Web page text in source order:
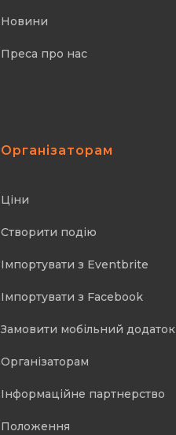
Новини
Преса про нас
Організаторам
Ціни
Створити подію
Імпортувати з Eventbrite
Імпортувати з Facebook
Замовити мобільний додаток
Організаторам
Інформаційне партнерство
Положення